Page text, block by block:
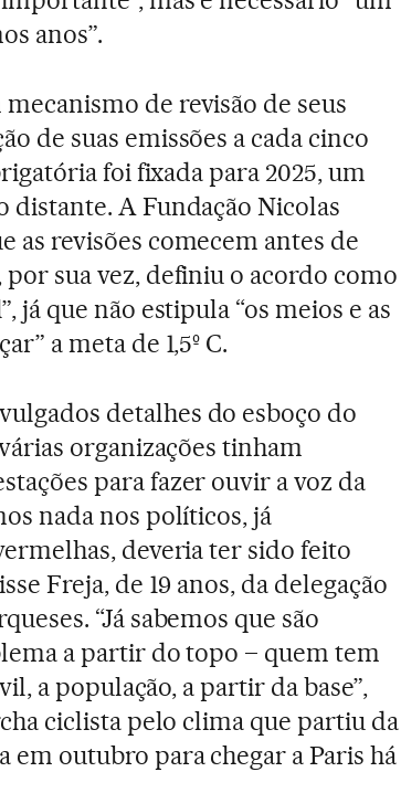
anos”.
de revisão de seus
de suas emissões a cada cinco
foi fixada para 2025, um
A Fundação Nicolas
as revisões comecem antes de
sua vez, definiu o acordo como
já que não estipula “os meios e as
a meta de 1,5º C.
detalhes do esboço do
organizações tinham
para fazer ouvir a voz da
nada nos políticos, já
deveria ter sido feito
Freja, de 19 anos, da delegação
“Já sabemos que são
a partir do topo – quem tem
a população, a partir da base”,
ciclista pelo clima que partiu da
em outubro para chegar a Paris há